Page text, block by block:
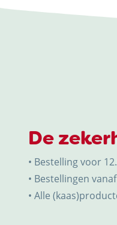
De
• Bestelling voor
• Bestellingen
• Alle